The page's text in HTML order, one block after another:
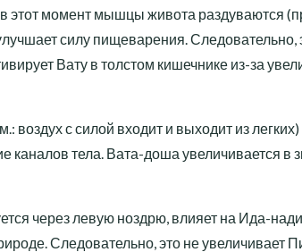
этот момент мышцы живота раздуваются
силу пищеварения. Следовательно,
Вату в толстом кишечнике из-за
воздух с силой входит и выходит из
каналов тела. Вата-доша увеличивается в
через левую ноздрю, влияет на Ида-
Следовательно, это не увеличивает